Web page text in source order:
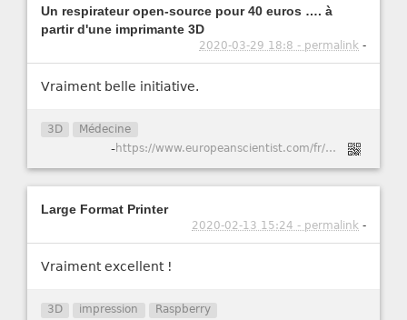
Un respirateur open-source pour 40 euros …. à
partir d'une imprimante 3D
2020-03-29 18:8 - permalink -
Vraiment belle initiative.
3D Médecine
- https://www.europeanscientist.com/fr/non-classifiee/un-respirateur-open-source-pour-40-euros-a-partir-dune-imprimante-3d/
Large Format Printer
2020-02-13 15:24 - permalink -
Vraiment excellent !
3D impression Raspberry